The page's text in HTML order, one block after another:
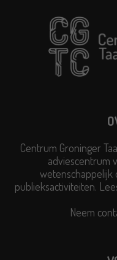
Centrum Groninger
adviescentrum
publieksactiviteiten.
Neem